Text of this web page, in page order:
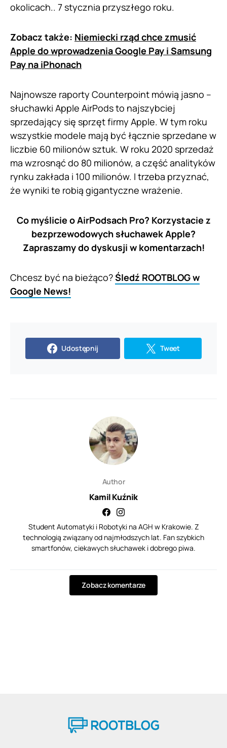
okolicach.. 7 stycznia przyszłego roku.
Zobacz także: Niemiecki rząd chce zmusić
Apple do wprowadzenia Google Pay i Samsung
Pay na iPhonach
Najnowsze raporty Counterpoint mówią jasno –
słuchawki Apple AirPods to najszybciej
sprzedający się sprzęt firmy Apple. W tym roku
wszystkie modele mają być łącznie sprzedane w
liczbie 60 milionów sztuk. W roku 2020 sprzedaż
ma wzrosnąć do 80 milionów, a część analityków
rynku zakłada i 100 milionów. I trzeba przyznać,
że wyniki te robią gigantyczne wrażenie.
Co myślicie o AirPodsach Pro? Korzystacie z
bezprzewodowych słuchawek Apple?
Zapraszamy do dyskusji w komentarzach!
Chcesz być na bieżąco?Śledź ROOTBLOG w
Google News!
Udostępnij Tweet
Author
Kamil Kuźnik
Student Automatyki i Robotyki na AGH w Krakowie. Z
technologią związany od najmłodszych lat. Fan szybkich
smartfonów, ciekawych słuchawek i dobrego piwa.
Zobacz komentarze